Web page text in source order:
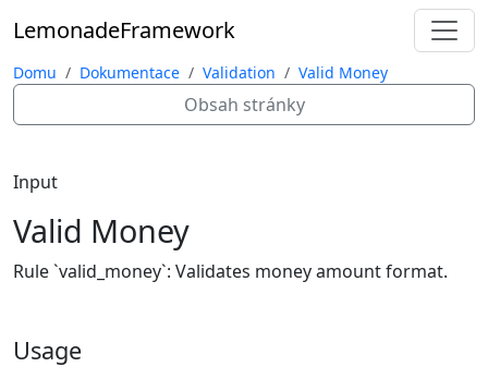
LemonadeFramework
Domu Dokumentace Validation Valid Money
Obsah stránky
Input
Valid Money
Rule `valid_money`: Validates money amount format.
Usage